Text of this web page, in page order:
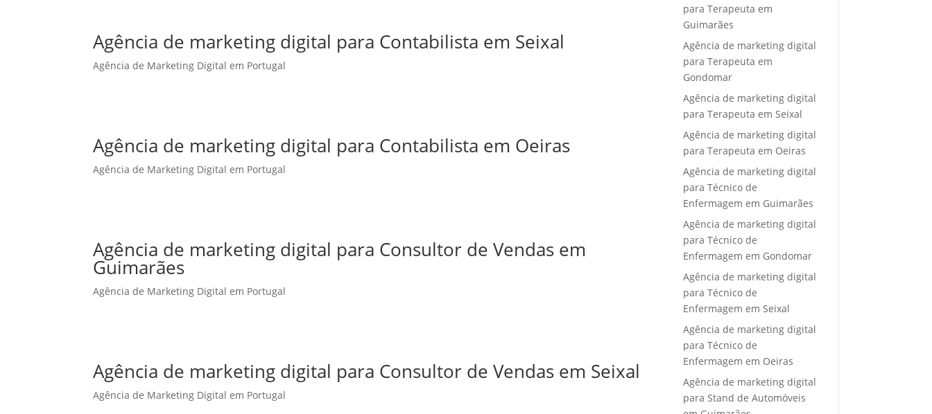
Agência de marketing digital para Contabilista em Seixal
Agência de Marketing Digital em Portugal
Agência de marketing digital para Contabilista em Oeiras
Agência de Marketing Digital em Portugal
Agência de marketing digital para Consultor de Vendas em
Guimarães
Agência de Marketing Digital em Portugal
Agência de marketing digital para Consultor de Vendas em Seixal
Agência de Marketing Digital em Portugal
para Terapeuta em
Guimarães
Agência de marketing digital
para Terapeuta em
Gondomar
Agência de marketing digital
para Terapeuta em Seixal
Agência de marketing digital
para Terapeuta em Oeiras
Agência de marketing digital
para Técnico de
Enfermagem em Guimarães
Agência de marketing digital
para Técnico de
Enfermagem em Gondomar
Agência de marketing digital
para Técnico de
Enfermagem em Seixal
Agência de marketing digital
para Técnico de
Enfermagem em Oeiras
Agência de marketing digital
para Stand de Automóveis